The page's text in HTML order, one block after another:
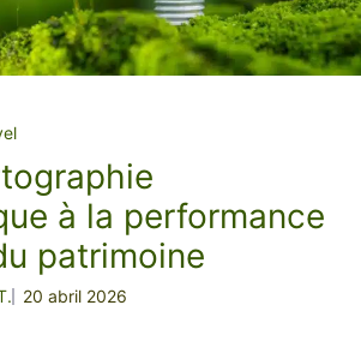
à la performance
patrimoine
20 abril 2026